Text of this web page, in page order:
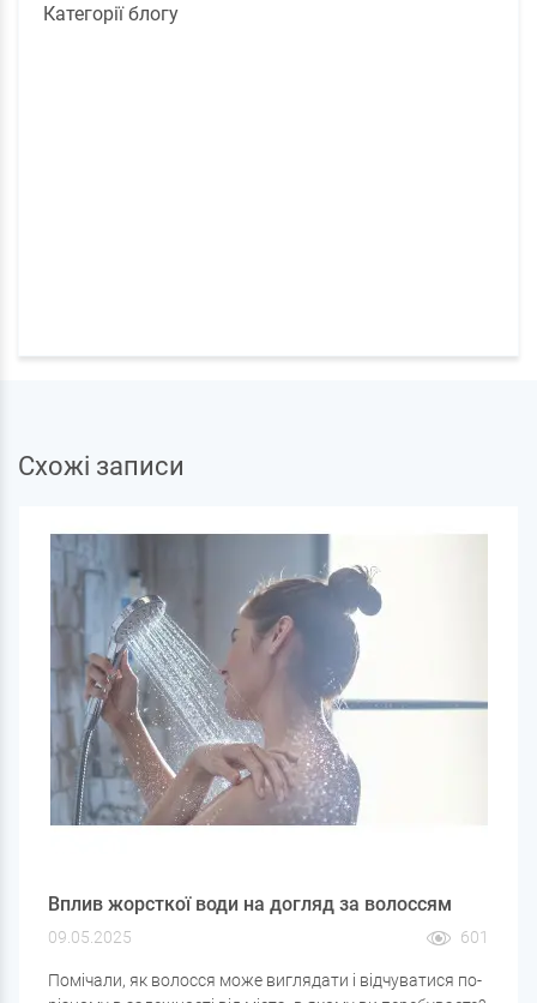
Категорії блогу
Схожі записи
Вплив жорсткої води на догляд за волоссям
09.05.2025 601
Помічали, як волосся може виглядати і відчуватися по-